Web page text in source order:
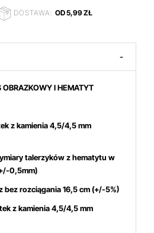
DOSTAWA: OD 5,99 ZŁ
-
OBRAZKOWY I HEMATYT
z kamienia 4,5/4,5mm
z hematytu w
0,5mm)
rozciągania 16,5 cm (+/-5%)
z kamienia 4,5/4,5mm
3osoby.